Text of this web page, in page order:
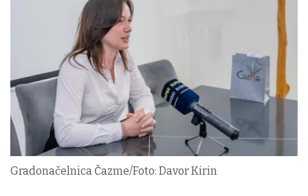
Gradonačelnica Čazme/Foto: Davor Kirin